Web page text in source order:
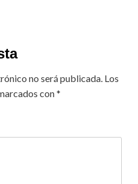
no será publicada. Los
con*